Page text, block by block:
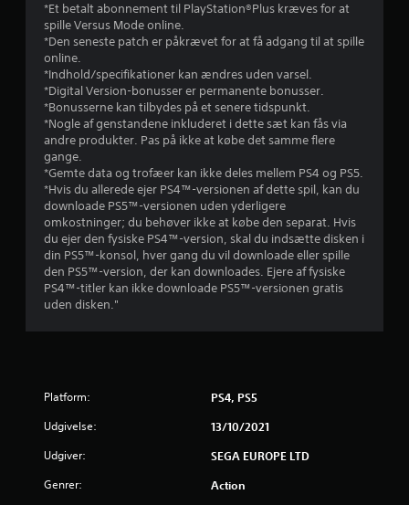
e
t
j
e
r
n
e
r
*Et betalt abonnement til PlayStation®Plus kræves for at
spille Versus Mode online.
*Den seneste patch er påkrævet for at få adgang til at spille
online.
*Indhold/specifikationer kan ændres uden varsel.
*Digital Version-bonusser er permanente bonusser.
*Bonusserne kan tilbydes på et senere tidspunkt.
*Nogle af genstandene inkluderet i dette sæt kan fås via
andre produkter. Pas på ikke at købe det samme flere
gange.
*Gemte data og trofæer kan ikke deles mellem PS4 og PS5.
*Hvis du allerede ejer PS4™-versionen af dette spil, kan du
downloade PS5™-versionen uden yderligere
omkostninger; du behøver ikke at købe den separat. Hvis
du ejer den fysiske PS4™-version, skal du indsætte disken i
din PS5™-konsol, hver gang du vil downloade eller spille
den PS5™-version, der kan downloades. Ejere af fysiske
PS4™-titler kan ikke downloade PS5™-versionen gratis
uden disken."
Platform: PS4, PS5
Udgivelse: 13/10/2021
Udgiver: SEGA EUROPE LTD
Genrer: Action